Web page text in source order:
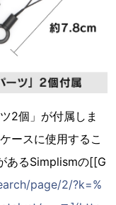
2個」が付属しま
ースに使用するこ
あるSimplismの[[G
page/2/?k=%